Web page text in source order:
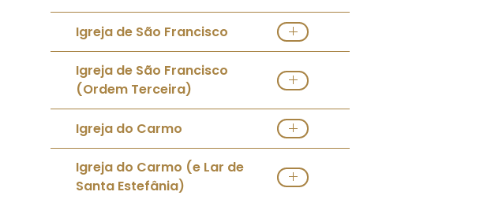
Ver Igreja Direções
Igreja de São Francisco
Ver Igreja Direções
Igreja de São Francisco
(Ordem Terceira)
Ver Igreja
Igreja do Carmo
Ver Igreja
Igreja do Carmo (e Lar de
Santa Estefânia)